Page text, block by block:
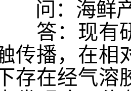
问：海鲜产
答：现有研
传播，在相
存在经气溶